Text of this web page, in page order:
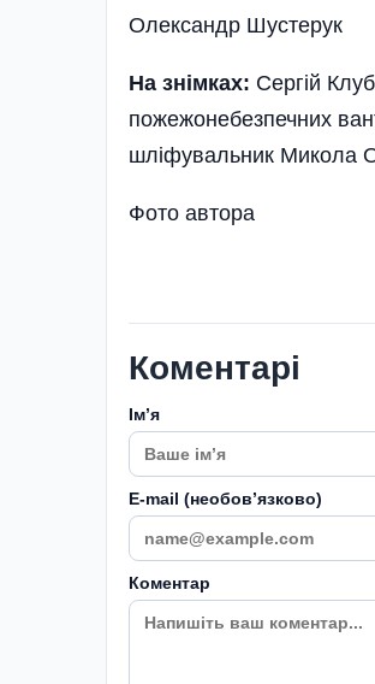
Олександр Шустерук
На знімках: Сергій
пожежонебезпечних
шліфувальник Микола
Фото автора
Коментарі
Імʼя
E-mail (необовʼязково)
Коментар